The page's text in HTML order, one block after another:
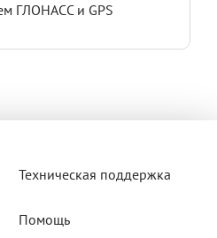
ГЛОНАСС и GPS
Техническая поддержка
Помощь